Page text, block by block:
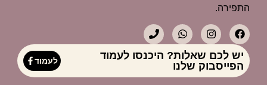
התפירה.
יש לכם שאלות? היכנסו לעמוד
הפייסבוק שלנו
לעמוד